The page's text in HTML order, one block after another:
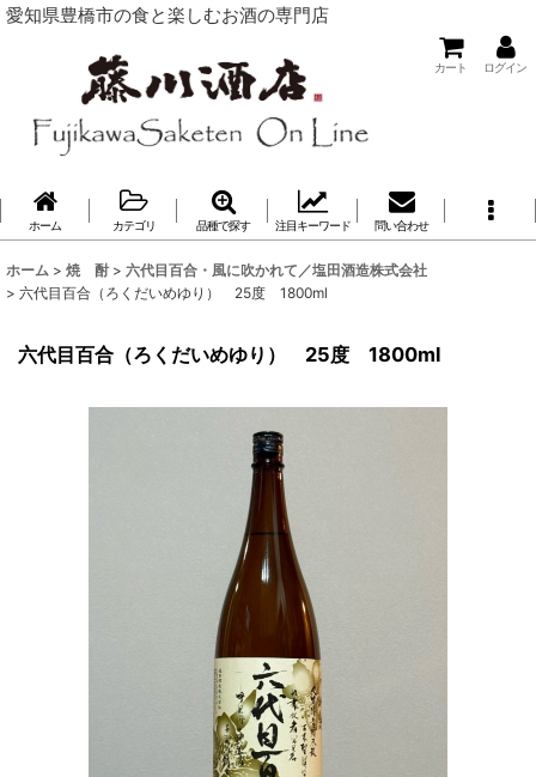
愛知県豊橋市の食と楽しむお酒の専門店
カート ログイン
ホーム カテゴリ 品種で探す 注目キーワード 問い合わせ
ホーム > 焼 酎 > 六代目百合・風に吹かれて／塩田酒造株式会社
> 六代目百合（ろくだいめゆり） 25度 1800ml
六代目百合（ろくだいめゆり） 25度 1800ml